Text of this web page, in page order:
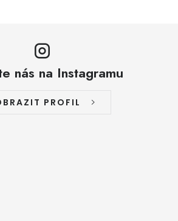
nás na Instagramu
PROFIL